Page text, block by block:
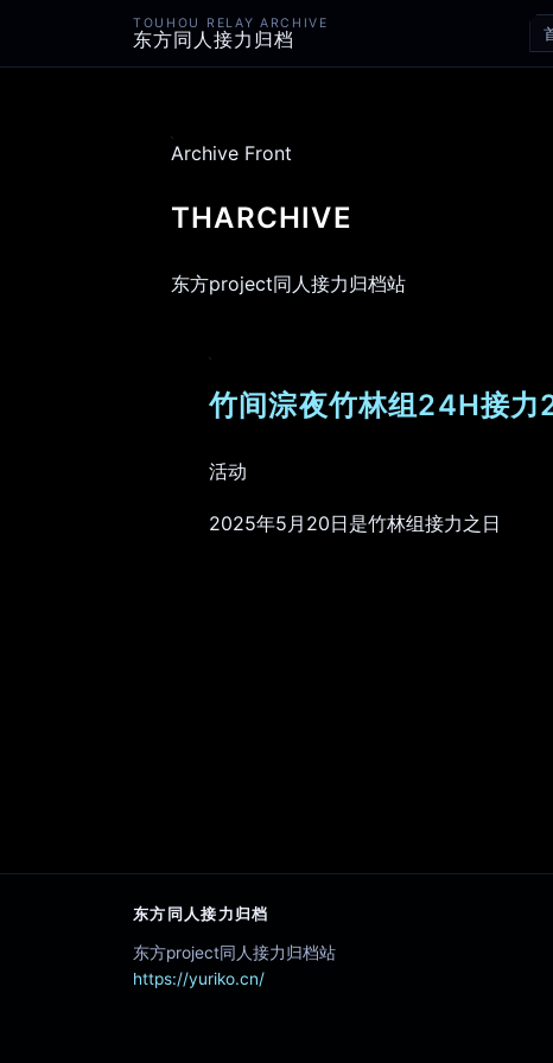
TOUHOU RELAY ARCHIVE
东方同人接力归档
Archive Front
THARCHIVE
东方project同人接力归档站
竹间淙夜竹林组24H接
活动
2025年5月20日是竹林组接力之日
东方同人接力归档
东方project同人接力归档站
https://yuriko.cn/